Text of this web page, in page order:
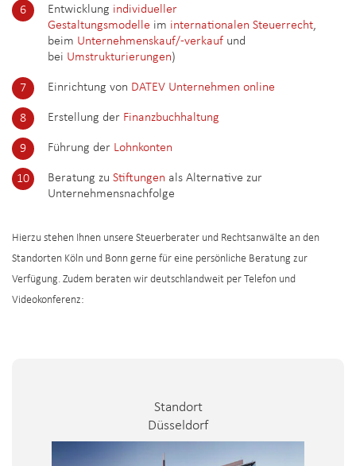
Entwicklung individueller
Gestaltungsmodelle im internationalen Steuerrecht,
beim Unternehmenskauf/-verkauf und
bei Umstrukturierungen)
Einrichtung von DATEV Unternehmen online
Erstellung der Finanzbuchhaltung
Führung der Lohnkonten
Beratung zu Stiftungen als Alternative zur
Unternehmensnachfolge
Hierzu stehen Ihnen unsere Steuerberater und Rechtsanwälte an den
Standorten Köln und Bonn gerne für eine persönliche Beratung zur
Verfügung. Zudem beraten wir deutschlandweit per Telefon und
Videokonferenz:
Standort
Düsseldorf